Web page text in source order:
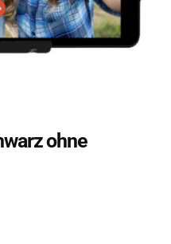
ohne